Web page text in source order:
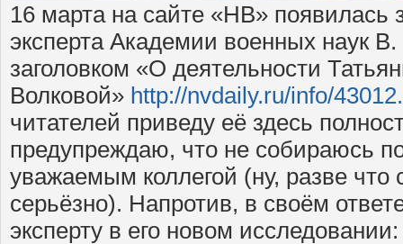
16 марта на сайте «НВ» появилась
эксперта Академии военных наук
заголовком «О деятельности
Волковой» http://nvdaily.ru/info/
читателей приведу её здесь
предупреждаю, что не собираюсь
уважаемым коллегой (ну, разве
серьёзно). Напротив, в своём
эксперту в его новом исследовании: